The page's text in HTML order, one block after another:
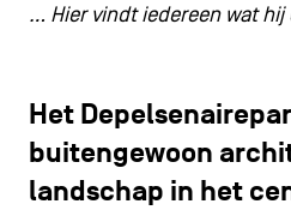
… Hier vindt iedereen wat hij
Het
buitengewoon
landschap in het